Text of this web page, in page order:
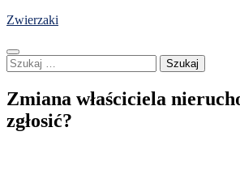
Skip
content
Zwierzaki
Szukaj:
Zmiana właściciela
zgłosić?